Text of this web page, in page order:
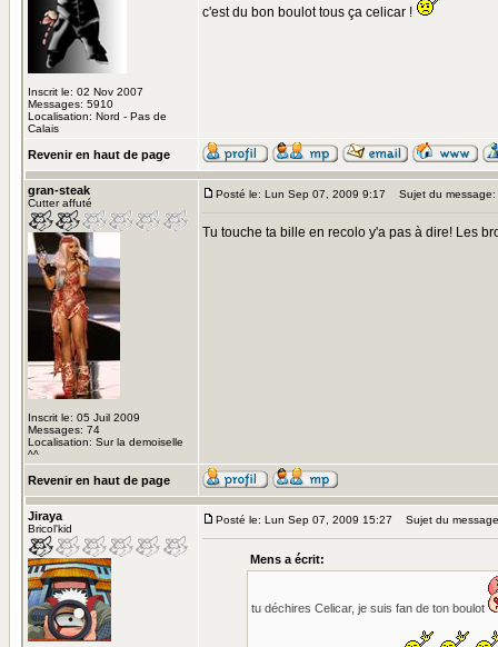
Inscrit le: 02 Nov 2007
Messages: 5910
Localisation: Nord - Pas de
Calais
c'est du bon boulot tous ça celicar !
Revenir en haut de page
gran-steak
Cutter affuté
Inscrit le: 05 Juil 2009
Messages: 74
Localisation: Sur la demoiselle
^^
Posté le: Lun Sep 07, 2009 9:17 Sujet du message:
Tu touche ta bille en recolo y'a pas à dire! Les
Revenir en haut de page
Jiraya
Bricol'kid
Posté le: Lun Sep 07, 2009 15:27 Sujet du
Mens a écrit:
tu déchires Celicar, je suis fan de ton boulot